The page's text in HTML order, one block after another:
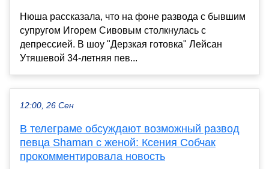
Нюша рассказала, что на фоне развода с бывшим
супругом Игорем Сивовым столкнулась с
депрессией. В шоу "Дерзкая готовка" Лейсан
Утяшевой 34-летняя пев...
12:00, 26 Сен
В телеграме обсуждают возможный развод
певца Shaman с женой: Ксения Собчак
прокомментировала новость